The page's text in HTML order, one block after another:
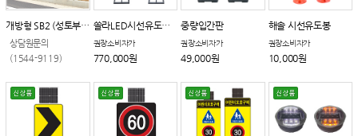
개방형 SB2 (성토부 UE)
상담원문의
(1544-9119)
쏠라LED시선유도장치
권장소비자가
770,000원
중량입간판
권장소비자가
49,000원
해솔 시선유도봉
권장소비자가
10,000원